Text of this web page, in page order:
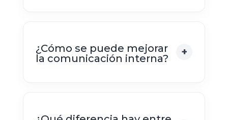
¿Cómo se puede mejorar
la comunicación interna?